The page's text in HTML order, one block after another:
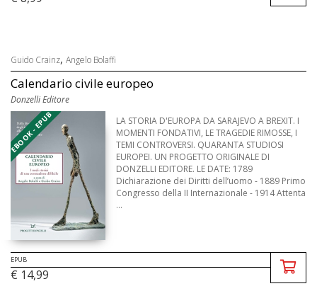
Guido Crainz, Angelo Bolaffi
Calendario civile europeo
Donzelli Editore
EBOOK - EPUB
LA STORIA D'EUROPA DA SARAJEVO A BREXIT. I
MOMENTI FONDATIVI, LE TRAGEDIE RIMOSSE, I
TEMI CONTROVERSI. QUARANTA STUDIOSI
EUROPEI. UN PROGETTO ORIGINALE DI
DONZELLI EDITORE. LE DATE: 1789
Dichiarazione dei Diritti dell’uomo - 1889 Primo
Congresso della II Internazionale - 1914 Attenta
...
EPUB
€ 14,99